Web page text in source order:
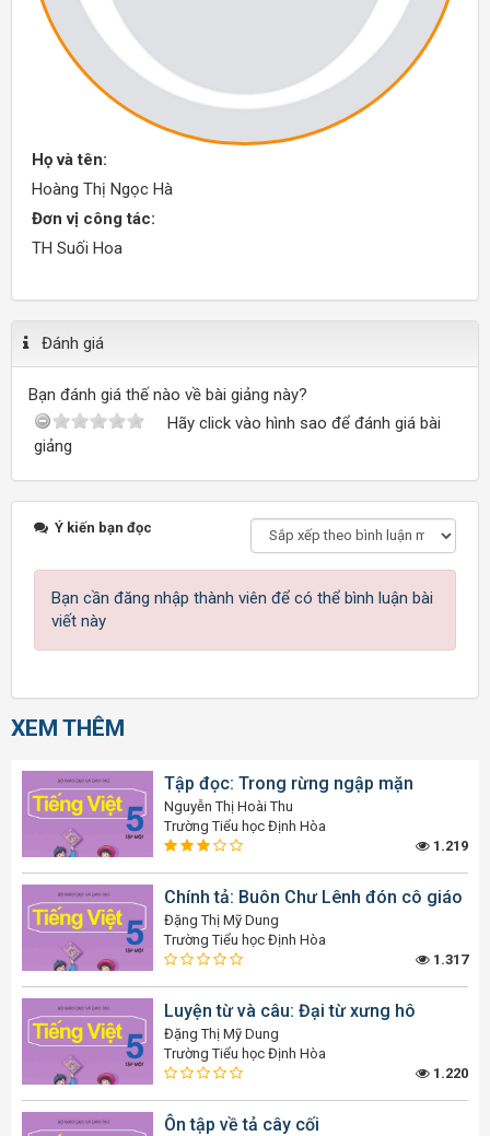
Họ và tên:
Hoàng Thị Ngọc Hà
Đơn vị công tác:
TH Suối Hoa
Đánh giá
Bạn đánh giá thế nào về bài giảng này?
Hãy click vào hình sao để đánh giá bài
giảng
Ý kiến bạn đọc
Bạn cần đăng nhập thành viên để có thể bình luận bài
viết này
XEM THÊM
Tập đọc: Trong rừng ngập mặn
Nguyễn Thị Hoài Thu
Trường Tiểu học Định Hòa
1.219
Chính tả: Buôn Chư Lênh đón cô giáo
Đặng Thị Mỹ Dung
Trường Tiểu học Định Hòa
1.317
Luyện từ và câu: Đại từ xưng hô
Đặng Thị Mỹ Dung
Trường Tiểu học Định Hòa
1.220
Ôn tập về tả cây cối